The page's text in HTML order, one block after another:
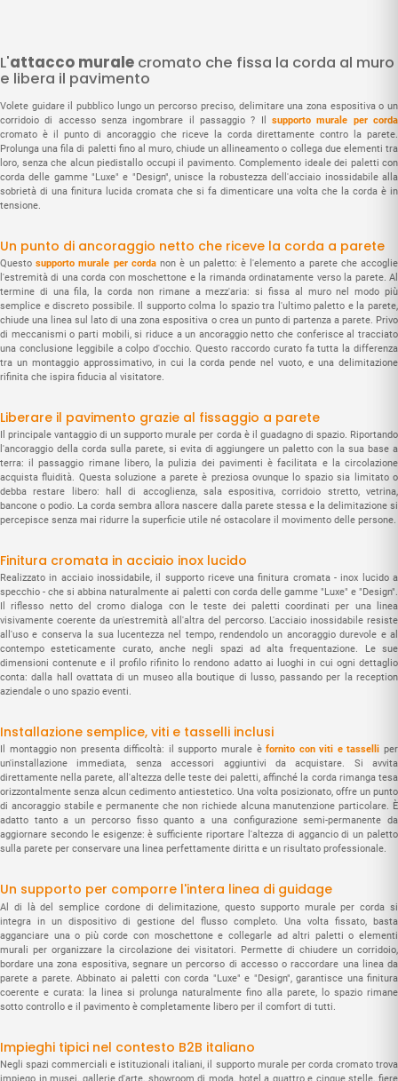
L'attacco murale cromato che fissa la corda al muro
e libera il pavimento
Volete guidare il pubblico lungo un percorso preciso, delimitare una zona espositiva o un
corridoio di accesso senza ingombrare il passaggio ? Il supporto murale per corda
cromato è il punto di ancoraggio che riceve la corda direttamente contro la parete.
Prolunga una fila di paletti fino al muro, chiude un allineamento o collega due elementi tra
loro, senza che alcun piedistallo occupi il pavimento. Complemento ideale dei paletti con
corda delle gamme "Luxe" e "Design", unisce la robustezza dell'acciaio inossidabile alla
sobrietà di una finitura lucida cromata che si fa dimenticare una volta che la corda è in
tensione.
Un punto di ancoraggio netto che riceve la corda a parete
Questosupporto murale per cordanon è un paletto: è l'elemento a parete che accoglie
l'estremità di una corda con moschettone e la rimanda ordinatamente verso la parete. Al
termine di una fila, la corda non rimane a mezz'aria: si fissa al muro nel modo più
semplice e discreto possibile. Il supporto colma lo spazio tra l'ultimo paletto e la parete,
chiude una linea sul lato di una zona espositiva o crea un punto di partenza a parete. Privo
di meccanismi o parti mobili, si riduce a un ancoraggio netto che conferisce al tracciato
una conclusione leggibile a colpo d'occhio. Questo raccordo curato fa tutta la differenza
tra un montaggio approssimativo, in cui la corda pende nel vuoto, e una delimitazione
rifinita che ispira fiducia al visitatore.
Liberare il pavimento grazie al fissaggio a parete
Il principale vantaggio di un supporto murale per corda è il guadagno di spazio. Riportando
l'ancoraggio della corda sulla parete, si evita di aggiungere un paletto con la sua base a
terra: il passaggio rimane libero, la pulizia dei pavimenti è facilitata e la circolazione
acquista fluidità. Questa soluzione a parete è preziosa ovunque lo spazio sia limitato o
debba restare libero: hall di accoglienza, sala espositiva, corridoio stretto, vetrina,
bancone o podio. La corda sembra allora nascere dalla parete stessa e la delimitazione si
percepisce senza mai ridurre la superficie utile né ostacolare il movimento delle persone.
Finitura cromata in acciaio inox lucido
Realizzato in acciaio inossidabile, il supporto riceve una finitura cromata - inox lucido a
specchio - che si abbina naturalmente ai paletti con corda delle gamme "Luxe" e "Design".
Il riflesso netto del cromo dialoga con le teste dei paletti coordinati per una linea
visivamente coerente da un'estremità all'altra del percorso. L'acciaio inossidabile resiste
all'uso e conserva la sua lucentezza nel tempo, rendendolo un ancoraggio durevole e al
contempo esteticamente curato, anche negli spazi ad alta frequentazione. Le sue
dimensioni contenute e il profilo rifinito lo rendono adatto ai luoghi in cui ogni dettaglio
conta: dalla hall ovattata di un museo alla boutique di lusso, passando per la reception
aziendale o uno spazio eventi.
Installazione semplice, viti e tasselli inclusi
Il montaggio non presenta difficoltà: il supporto murale èfornito con viti e tasselli per
un'installazione immediata, senza accessori aggiuntivi da acquistare. Si avvita
direttamente nella parete, all'altezza delle teste dei paletti, affinché la corda rimanga tesa
orizzontalmente senza alcun cedimento antiestetico. Una volta posizionato, offre un punto
di ancoraggio stabile e permanente che non richiede alcuna manutenzione particolare. È
adatto tanto a un percorso fisso quanto a una configurazione semi-permanente da
aggiornare secondo le esigenze: è sufficiente riportare l'altezza di aggancio di un paletto
sulla parete per conservare una linea perfettamente diritta e un risultato professionale.
Un supporto per comporre l'intera linea di guidage
Al di là del semplice cordone di delimitazione, questo supporto murale per corda si
integra in un dispositivo di gestione del flusso completo. Una volta fissato, basta
agganciare una o più corde con moschettone e collegarle ad altri paletti o elementi
murali per organizzare la circolazione dei visitatori. Permette di chiudere un corridoio,
bordare una zona espositiva, segnare un percorso di accesso o raccordare una linea da
parete a parete. Abbinato ai paletti con corda "Luxe" e "Design", garantisce una finitura
coerente e curata: la linea si prolunga naturalmente fino alla parete, lo spazio rimane
sotto controllo e il pavimento è completamente libero per il comfort di tutti.
Impieghi tipici nel contesto B2B italiano
Negli spazi commerciali e istituzionali italiani, il supporto murale per corda cromato trova
impiego in musei, gallerie d'arte, showroom di moda, hotel a quattro e cinque stelle, fiere